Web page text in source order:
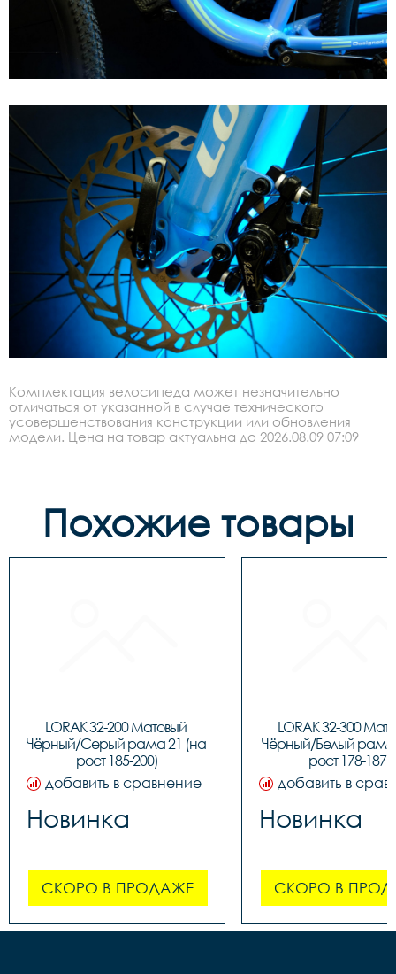
Комплектация велосипеда может незначительно
отличаться от указанной в случае технического
усовершенствования конструкции или обновления
модели. Цена на товар актуальна до 2026.08.09 07:09
Похожие товары
LORAK 32-200 Матовый
Чёрный/Серый рама 21 (на
рост 185-200)
добавить в сравнение
Новинка
СКОРО В ПРОДАЖЕ
LORAK 32-300
Чёрный/Белый рама
рост 178-187)
добавить в
Новинка
СКОРО В